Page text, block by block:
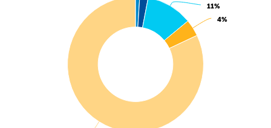
11%
11%
4%
4%